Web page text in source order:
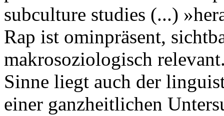
subculture studies (...)
Rap ist ominpräsent,
makrosoziologisch
Sinne liegt auch der
einer ganzheitlichen